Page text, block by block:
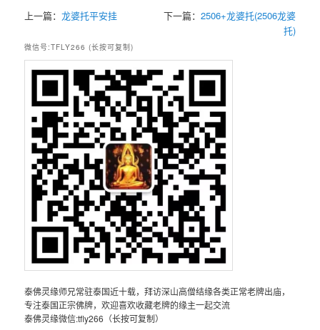
上一篇：龙婆托平安挂 下一篇： 2506+龙婆托(2506龙婆
托)
微信号:TFLY266 (长按可复制)
泰佛灵缘师兄常驻泰国近十载，拜访深山高僧结缘各类正常老牌出庙，
专注泰国正宗佛牌，欢迎喜欢收藏老牌的缘主一起交流
泰佛灵缘微信:tfly266（长按可复制）